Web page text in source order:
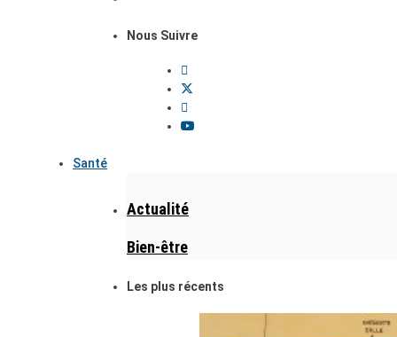
Nous Suivre
Santé
Actualité
Bien-être
Les plus récents